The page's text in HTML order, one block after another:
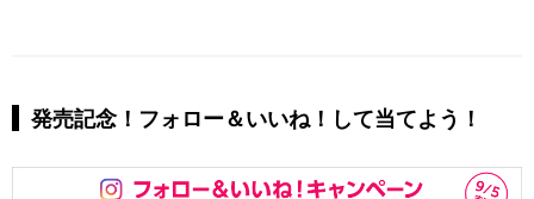
発売記念！フォロー＆いいね！して当てよう！